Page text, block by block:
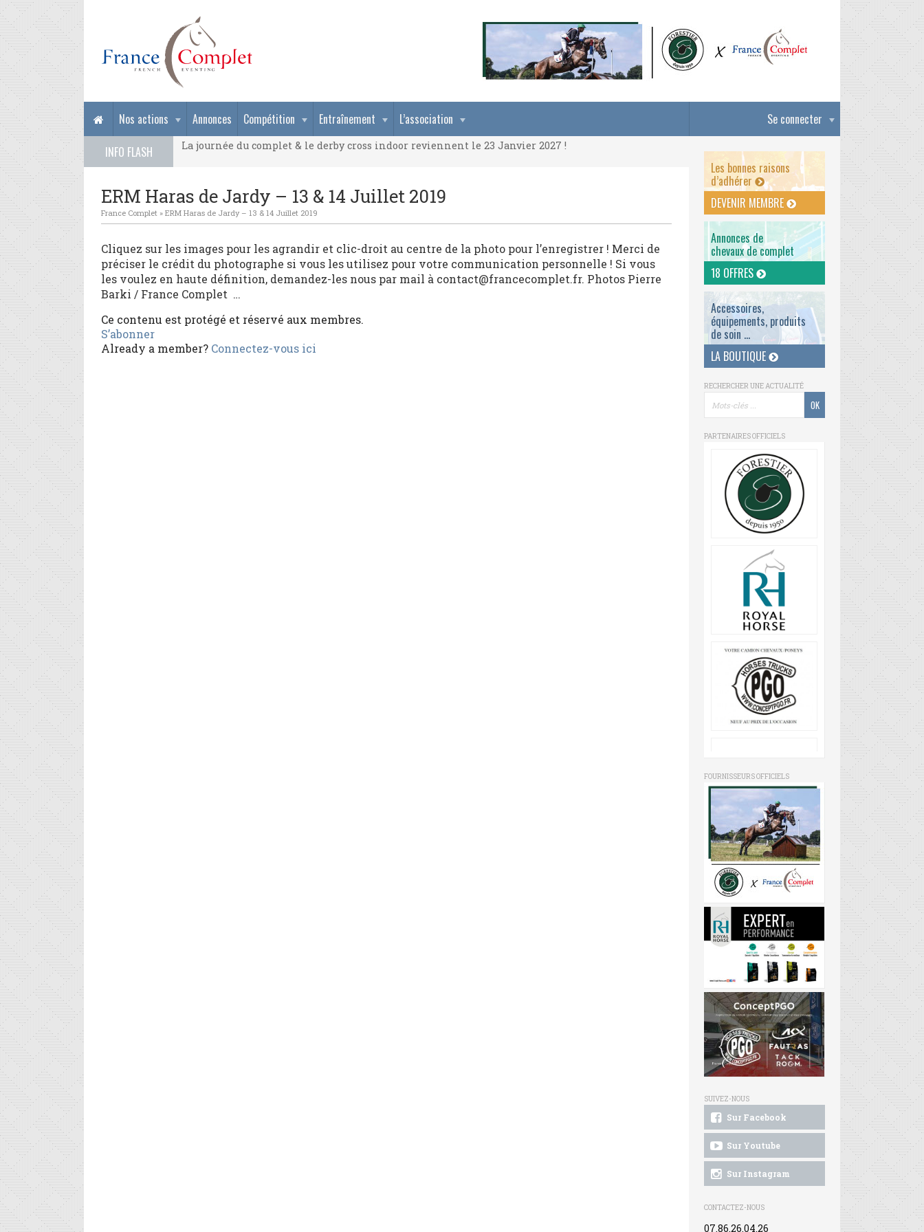
Se connecter
Nos actions Annonces Compétition Entraînement
L’association
INFO FLASH
La journée du complet & le derby cross indoor reviennent le 23 Janvier 2027 !
La journée du complet & le derby cross indoor reviennent le 23 Janvier 2027 !
ERM Haras de Jardy – 13 & 14 Juillet 2019
France Complet » ERM Haras de Jardy – 13 & 14 Juillet 2019
Cliquez sur les images pour les agrandir et clic-droit au centre de la photo pour l’enregistrer ! Merci de
préciser le crédit du photographe si vous les utilisez pour votre communication personnelle ! Si vous
les voulez en haute définition, demandez-les nous par mail à contact@francecomplet.fr. Photos Pierre
Barki / France Complet …
Ce contenu est protégé et réservé aux membres.
S’abonner
Already a member? Connectez-vous ici
Les bonnes raisons
d’adhérer
DEVENIR MEMBRE
Annonces de
chevaux de complet
18 OFFRES
Accessoires,
équipements, produits
de soin ...
LA BOUTIQUE
RECHERCHER UNE ACTUALITÉ
PARTENAIRES OFFICIELS
FOURNISSEURS OFFICIELS
SUIVEZ-NOUS
Sur Facebook
Sur Youtube
Sur Instagram
CONTACTEZ-NOUS
07.86.26.04.26